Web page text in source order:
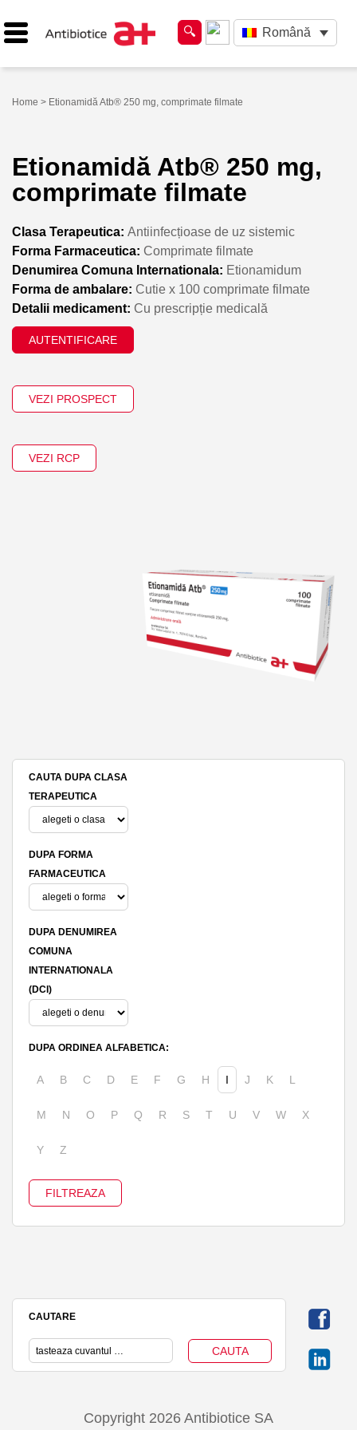
Română
Home > Etionamidă Atb® 250 mg, comprimate filmate
Etionamidă Atb® 250 mg,
comprimate filmate
Clasa Terapeutica: Antiinfecțioase de uz sistemic
Forma Farmaceutica: Comprimate filmate
Denumirea Comuna Internationala: Etionamidum
Forma de ambalare: Cutie x 100 comprimate filmate
Detalii medicament: Cu prescripție medicală
AUTENTIFICARE
VEZI PROSPECT
VEZI RCP
CAUTA DUPA CLASA
TERAPEUTICA
DUPA FORMA
FARMACEUTICA
DUPA DENUMIREA
COMUNA
INTERNATIONALA
(DCI)
DUPA ORDINEA ALFABETICA:
A B C D E F G H I J K L
M N O P Q R S T U V W X
Y Z
CAUTARE
Copyright 2026 Antibiotice SA